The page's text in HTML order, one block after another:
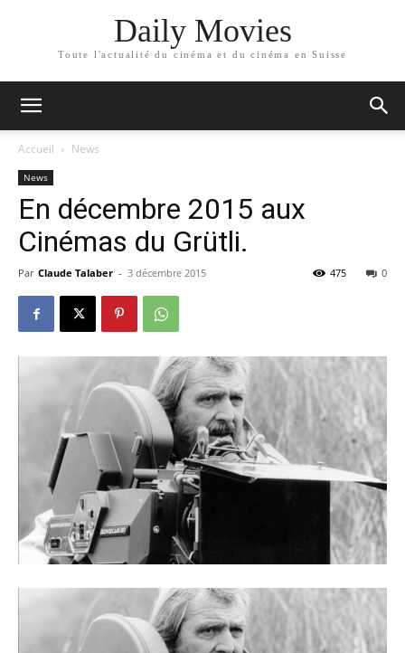
Daily Movies
Toute l'actualité du cinéma et du cinéma en Suisse
Accueil News
News
En décembre 2015 aux
Cinémas du Grütli.
Par Claude Talaber - 3 décembre 2015 0
475